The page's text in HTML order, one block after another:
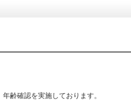
齢確認を実施しております。